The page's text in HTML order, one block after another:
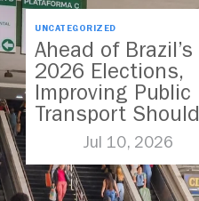
UNCATEGORIZED
Ahead of Brazil’s
2026 Elections,
Improving Public
Transport Should
Be A Priority
Jul 10, 2026